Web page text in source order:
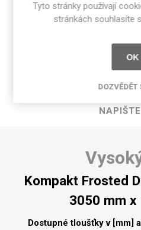
POPIS
Kompakt Frosted
3050 mm x
Dostupné tloušťky v [mm]
Tyto stránky používají
stránkách souhlasíte
OK
DOZVĚDĚT